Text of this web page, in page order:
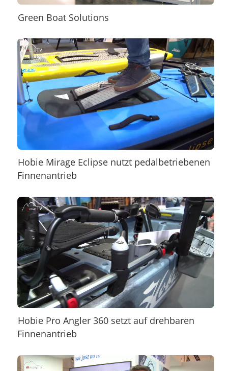
Green Boat Solutions
Hobie Mirage Eclipse nutzt pedalbetriebenen
Finnenantrieb
Hobie Pro Angler 360 setzt auf drehbaren
Finnenantrieb